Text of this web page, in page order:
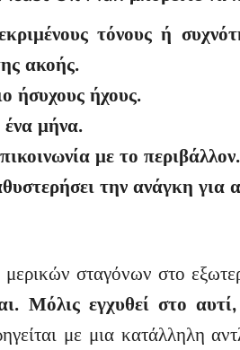
τόνους ή
ακοής.
ήσυχους ήχους.
μήνα.
με το περιβάλλον.
την ανάγκη για
σταγόνων στο
Μόλις εγχυθεί στο
με μια κατάλληλη